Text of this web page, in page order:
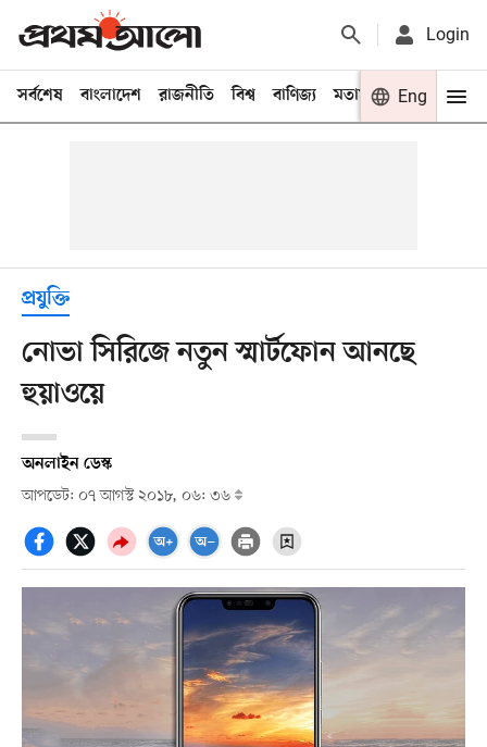
Login
সর্বশেষ বাংলাদেশ রাজনীতি বিশ্ব বাণিজ্য মতামত খেলা
Eng
প্রযুক্তি
নোভা সিরিজে নতুন স্মার্টফোন আনছে
হুয়াওয়ে
অনলাইন ডেস্ক
আপডেট: ০৭ আগস্ট ২০১৮, ০৬: ৩৬